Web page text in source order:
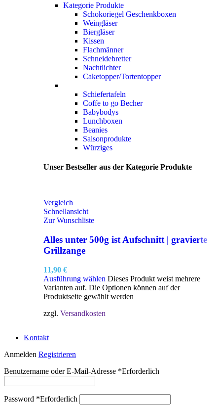
Kategorie Produkte
Schokoriegel Geschenkboxen
Weingläser
Biergläser
Kissen
Flachmänner
Schneidebretter
Nachtlichter
Caketopper/Tortentopper
Schiefertafeln
Coffe to go Becher
Babybodys
Lunchboxen
Beanies
Saisonprodukte
Würziges
Unser Bestseller aus der Kategorie Produkte
Vergleich
Schnellansicht
Zur Wunschliste
Alles unter 500g ist Aufschnitt | gravierte
Grillzange
11,90 €
Ausführung wählen Dieses Produkt weist mehrere
Varianten auf. Die Optionen können auf der
Produktseite gewählt werden
zzgl. Versandkosten
Kontakt
Anmelden Registrieren
Benutzername oder E-Mail-Adresse *Erforderlich
Password *Erforderlich